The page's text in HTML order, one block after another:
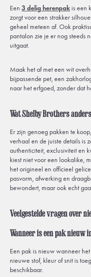
Een 3 delig herenpak is een
zorgt voor een strakker
geheel meteen af. Ook
pantalon zie je er nog steeds
uitgaat.
Maak het af met een wit
bijpassende pet, een
naar het erfgoed, zonder dat
Wat Shelby Brothers
Er zijn genoeg pakken te
verhaal en de juiste details is
authenticiteit, exclusiviteit en
kiest niet voor een lookalike,
het origineel en officieel
pasvorm, afwerking en
bewondert, maar ook echt
Veelgestelde vragen over
Wanneer is een pak nieuw
Een pak is nieuw wanneer
nieuwe stof, kleur of snit is
beschikbaar.